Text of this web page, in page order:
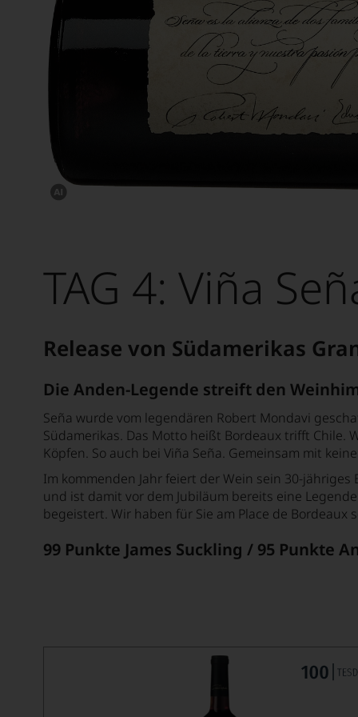
KI
verändert.
TAG 4: Viña
Release von Südamerikas
Die Anden-Legende streift den
Seña wurde vom legendären Robert Mondavi
Südamerikas. Das Motto heißt Bordeaux trifft Chile.
Köpfen. So auch bei Viña Seña. Gemeinsam mit
Im kommenden Jahr feiert der Wein sein 30-
und ist damit vor dem Jubiläum bereits eine
begeistert. Wir haben für Sie am Place de Bordeaux
99 Punkte James Suckling / 95 Punkte